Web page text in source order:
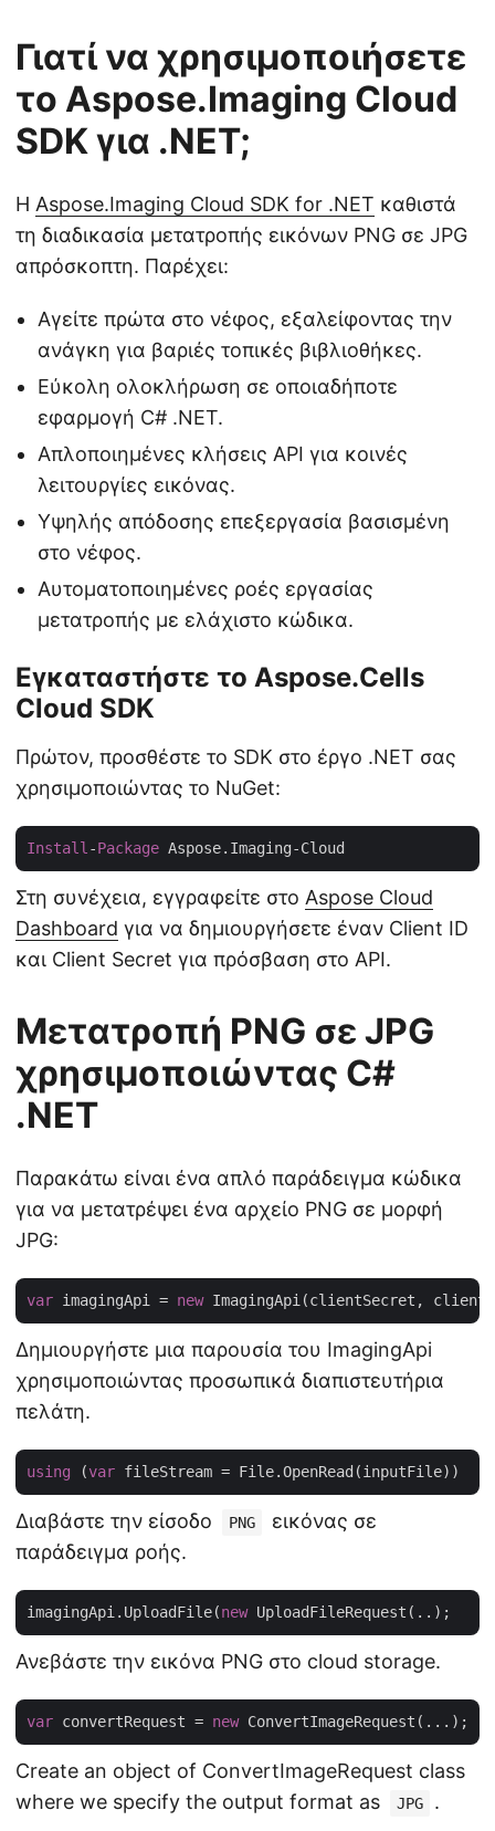
Γιατί να χρησιμοποιήσετε
το Aspose.Imaging Cloud
SDK για .NET;
Η Aspose.Imaging Cloud SDK for .NET καθιστά
τη διαδικασία μετατροπής εικόνων PNG σε JPG
απρόσκοπτη. Παρέχει:
Αγείτε πρώτα στο νέφος, εξαλείφοντας την
ανάγκη για βαριές τοπικές βιβλιοθήκες.
Εύκολη ολοκλήρωση σε οποιαδήποτε
εφαρμογή C# .NET.
Απλοποιημένες κλήσεις API για κοινές
λειτουργίες εικόνας.
Υψηλής απόδοσης επεξεργασία βασισμένη
στο νέφος.
Αυτοματοποιημένες ροές εργασίας
μετατροπής με ελάχιστο κώδικα.
Εγκαταστήστε το Aspose.Cells
Cloud SDK
Πρώτον, προσθέστε το SDK στο έργο .NET σας
χρησιμοποιώντας το NuGet:
Install -Package
Στη συνέχεια, εγγραφείτε στο Aspose Cloud
Dashboard για να δημιουργήσετε έναν Client ID
και Client Secret για πρόσβαση στο API.
Μετατροπή PNG σε JPG
χρησιμοποιώντας C#
.NET
Παρακάτω είναι ένα απλό παράδειγμα κώδικα
για να μετατρέψει ένα αρχείο PNG σε μορφή
JPG:
var imagingApi = new
Δημιουργήστε μια παρουσία του ImagingApi
χρησιμοποιώντας προσωπικά διαπιστευτήρια
πελάτη.
using (var
Διαβάστε την είσοδο PNG
εικόνας σε
παράδειγμα ροής.
imagingApi.UploadFile(new
Ανεβάστε την εικόνα PNG στο cloud storage.
var convertRequest = new
Create an object of ConvertImageRequest class
where we specify the output format as
JPG .